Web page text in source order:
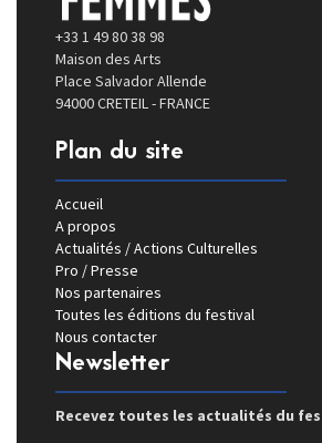
+33 1 49 80 38 98
Maison des Arts
Place Salvador Allende
94000 CRETEIL - FRANCE
Plan du site
Accueil
A propos
Actualités / Actions Culturelles
Pro / Presse
Nos partenaires
Toutes les éditions du festival
Nous contacter
Newsletter
Recevez toutes les actualités du